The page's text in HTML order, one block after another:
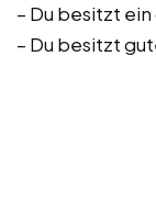
– Du besitzt
– Du besitzt